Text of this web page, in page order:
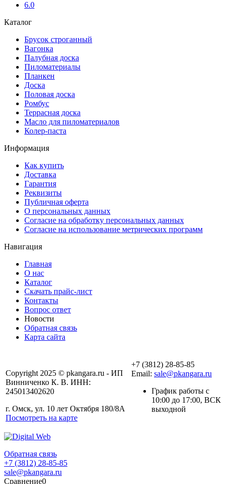
6.0
Каталог
Брусок строганный
Вагонка
Палубная доска
Пиломатериалы
Планкен
Доска
Половая доска
Ромбус
Террасная доска
Масло для пиломатериалов
Колер-паста
Информация
Как купить
Доставка
Гарантия
Реквизиты
Публичная оферта
О персональных данных
Согласие на обработку персональных данных
Согласие на использование метрических программ
Навигация
Главная
О нас
Каталог
Скачать прайс-лист
Контакты
Вопрос ответ
Новости
Обратная связь
Карта сайта
Copyright 2025 © pkangara.ru - ИП
Винниченко К. В. ИНН:
245013402620
г. Омск, ул. 10 лет Октября 180/8А
Посмотреть на карте
+7 (3812) 28-85-85
Email: sale@pkangara.ru
График работы с
10:00 до 17:00, ВСК
выходной
Обратная связь
+7 (3812) 28-85-85
sale@pkangara.ru
Сравнение0